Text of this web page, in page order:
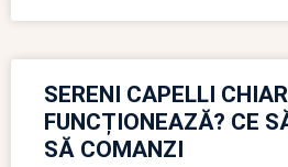
SERENI CAPELLI CHIAR
FUNCȚIONEAZĂ? CE
SĂ COMANZI